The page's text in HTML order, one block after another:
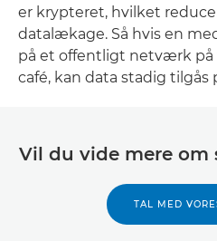
er krypteret, hvilket
datalækage. Så hvis en
på et offentligt netværk på
café, kan data stadig tilgås
Vil du vide mere om
TAL MED